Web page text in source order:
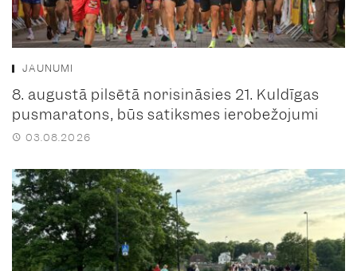
JAUNUMI
8. augustā pilsētā norisināsies 21. Kuldīgas
pusmaratons, būs satiksmes ierobežojumi
03.08.2026